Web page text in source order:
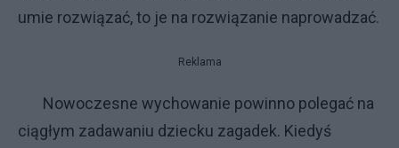
umie rozwiązać, to je na rozwiązanie naprowadzać.
Reklama
Nowoczesne wychowanie powinno polegać na
ciągłym zadawaniu dziecku zagadek. Kiedyś